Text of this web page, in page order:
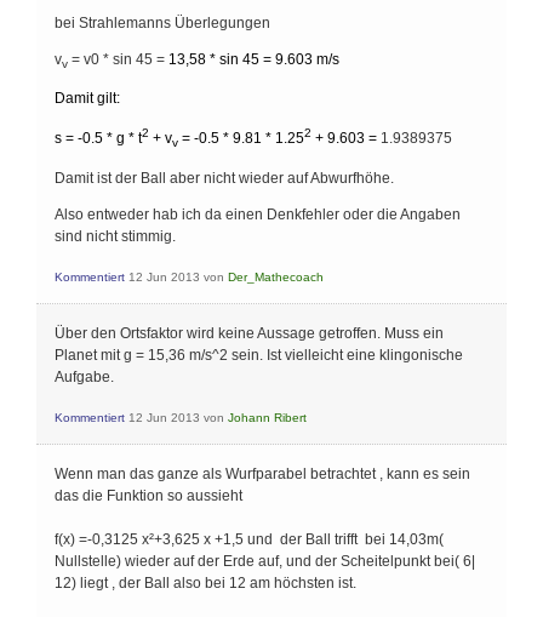
bei Strahlemanns Überlegungen
vv = v0 * sin 45 = 13,58 * sin 45 = 9.603 m/s
Damit gilt:
s = -0.5 * g * t2 + vv = -0.5 * 9.81 * 1.252 + 9.603 = 1.9389375
Damit ist der Ball aber nicht wieder auf Abwurfhöhe.
Also entweder hab ich da einen Denkfehler oder die Angaben
sind nicht stimmig.
Kommentiert 12 Jun 2013 von Der_Mathecoach
Über den Ortsfaktor wird keine Aussage getroffen. Muss ein
Planet mit g = 15,36 m/s^2 sein. Ist vielleicht eine klingonische
Aufgabe.
Kommentiert 12 Jun 2013 von Johann Ribert
Wenn man das ganze als Wurfparabel betrachtet , kann es sein
das die Funktion so aussieht
f(x) =-0,3125 x²+3,625 x +1,5 und der Ball trifft bei 14,03m(
Nullstelle) wieder auf der Erde auf, und der Scheitelpunkt bei( 6|
12) liegt , der Ball also bei 12 am höchsten ist.